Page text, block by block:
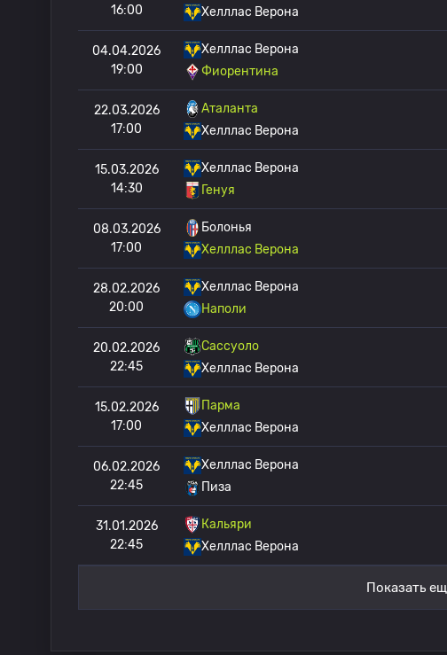
16:00
Хелллас Верона
04.04.2026
19:00
Хелллас Верона
Фиорентина
22.03.2026
17:00
Аталанта
Хелллас Верона
15.03.2026
14:30
Хелллас Верона
Генуя
08.03.2026
17:00
Болонья
Хелллас Верона
28.02.2026
20:00
Хелллас Верона
Наполи
20.02.2026
22:45
Сассуоло
Хелллас Верона
15.02.2026
17:00
Парма
Хелллас Верона
06.02.2026
22:45
Хелллас Верона
Пиза
31.01.2026
22:45
Кальяри
Хелллас Верона
Показать